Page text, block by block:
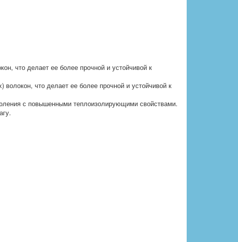
что делает ее более прочной и устойчивой к
что делает ее более прочной и устойчивой к
с повышенными теплоизолирующими свойствами.